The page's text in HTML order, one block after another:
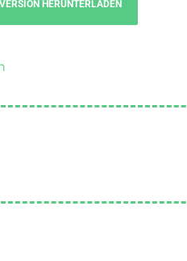
HERUNTERLADEN